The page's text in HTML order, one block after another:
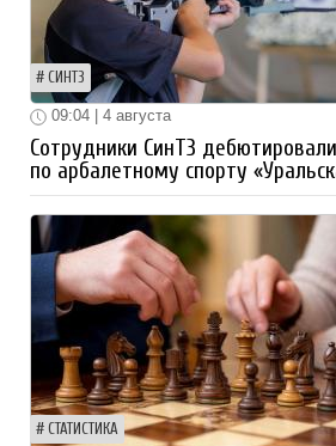
СИНТЗ
09:04 | 4 августа
Сотрудники СинТЗ
по арбалетному спорту
СТАТИСТИКА